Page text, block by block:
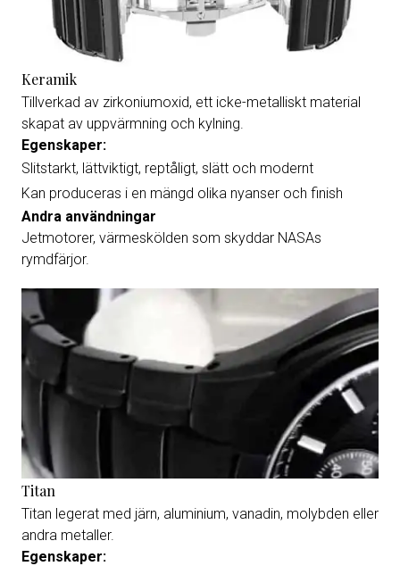
Keramik
Tillverkad av zirkoniumoxid, ett icke-metalliskt material
skapat av uppvärmning och kylning.
Egenskaper:
Slitstarkt, lättviktigt, reptåligt, slätt och modernt
Kan produceras i en mängd olika nyanser och finish
Andra användningar
Jetmotorer, värmeskölden som skyddar NASAs
rymdfärjor.
Titan
Titan legerat med järn, aluminium, vanadin, molybden eller
andra metaller.
Egenskaper: